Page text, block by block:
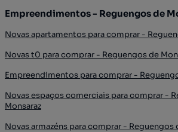
Empreendimentos - Reguengos de
Novas apartamentos para comprar -
Novas t0 para comprar - Reguengos de
Empreendimentos para comprar -
Novas espaços comerciais para comprar -
Monsaraz
Novas armazéns para comprar - Reguengos